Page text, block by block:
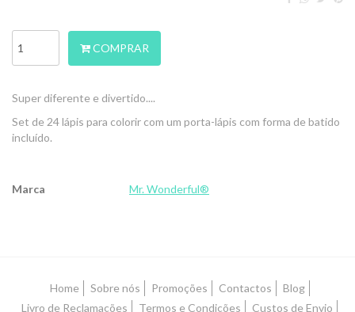
COMPRAR
Super diferente e divertido....
Set de 24 lápis para colorir com um porta-lápis com forma de batido
incluído.
Marca
Mr. Wonderful®
Home Sobre nós Promoções Contactos
Blog
Livro de Reclamações
Termos e Condições
Custos de Envio